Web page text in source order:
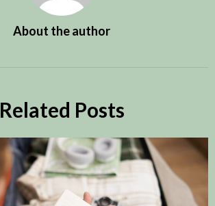
About the author
Related Posts